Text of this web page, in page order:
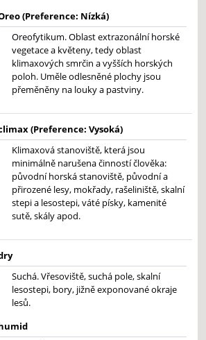
(Preference: Nízká)
Oreofytikum. Oblast extrazonální horské
vegetace a květeny, tedy oblast
klimaxových smrčin a vyšších horských
poloh. Uměle odlesněné plochy jsou
přeměněny na louky a pastviny.
(Preference: Vysoká)
Klimaxová stanoviště, která jsou
minimálně narušena činností člověka:
původní horská stanoviště, původní a
přirozené lesy, mokřady, rašeliniště, skalní
stepi a lesostepi, váté písky, kamenité
sutě, skály apod.
Suchá. Vřesoviště, suchá pole, skalní
lesostepi, bory, jižně exponované okraje
lesů.